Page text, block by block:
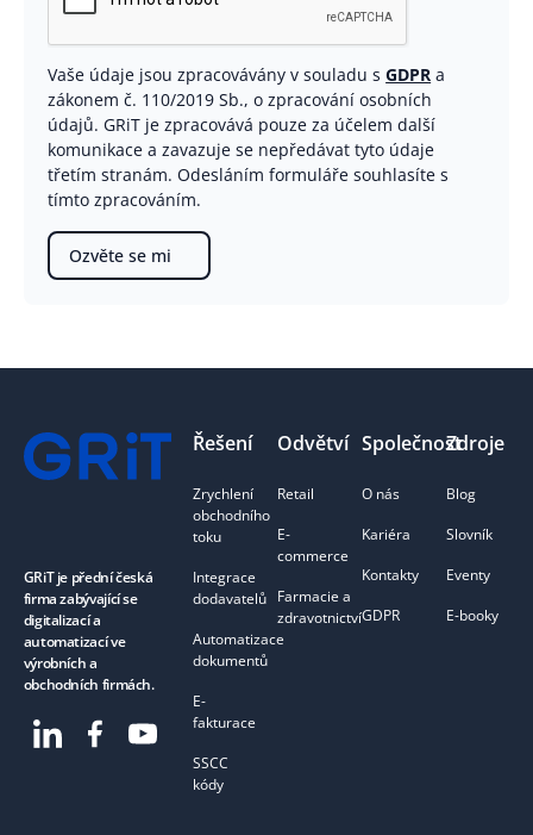
Vaše údaje jsou zpracovávány v souladu sGDPR a
zákonem č. 110/2019 Sb., o zpracování osobních
údajů. GRiT je zpracovává pouze za účelem další
komunikace a zavazuje se nepředávat tyto údaje
třetím stranám. Odesláním formuláře souhlasíte s
tímto zpracováním.
Ozvěte se mi
GRiT je přední česká
firma zabývající se
digitalizací a
automatizací ve
výrobních a
obchodních firmách.
Řešení
Zrychlení
obchodního
toku
Integrace
dodavatelů
Automatizace
dokumentů
E-
fakturace
SSCC
kódy
Odvětví
Retail
E-
commerce
Farmacie a
zdravotnictví
Společnost
O nás
Kariéra
Kontakty
GDPR
Zdroje
Blog
Slovník
Eventy
E-booky